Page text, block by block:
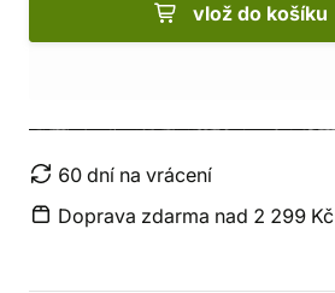
vlož do košíku
60 dní na vrácení
Doprava zdarma nad 2 299 Kč